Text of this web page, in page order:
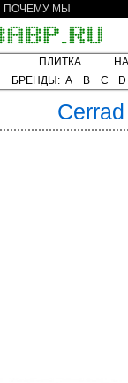
ПОЧЕМУ МЫ
ПЛИТКА
БРЕНДЫ: A B C D
Cerrad